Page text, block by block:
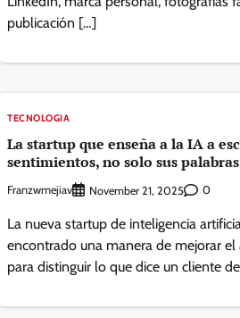
publicación […]
TECNOLOGIA
La startup que enseña a la IA a
sentimientos, no solo sus palabras
Franzwmejiav November 21, 2025 0
La nueva startup de inteligencia
encontrado una manera de mejorar
para distinguir lo que dice un cliente